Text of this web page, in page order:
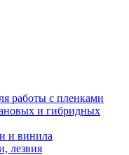
работы с пленками
и гибридных
и винила
лезвия